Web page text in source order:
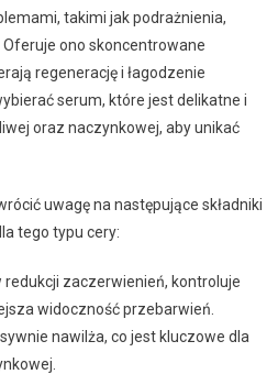
takimi jak podrażnienia,
ono skoncentrowane
regenerację i łagodzenie
serum, które jest delikatne i
oraz naczynkowej, aby unikać
uwagę na następujące składniki
tego typu cery:
redukcji zaczerwienień, kontroluje
widoczność przebarwień.
nawilża, co jest kluczowe dla